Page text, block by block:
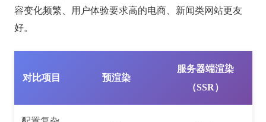
容变化频繁、用户体验要求高的电商、新闻类网站更友
好。
对比项目 预渲染
服务器端渲染
（SSR）